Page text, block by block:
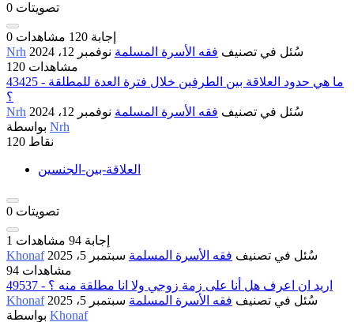
0 تصويتات
0 إجابة 120 مشاهدات
Nrh
سُئل في تصنيف فقه الأسرة المسلمة نوفمبر 12، 2024
120 مشاهدات
43425 - ما هي حدود العلاقة بين الطرفين خلال فترة العدة للمطلقة
؟
Nrh
سُئل في تصنيف فقه الأسرة المسلمة نوفمبر 12، 2024
Nrh
120 نقاط
العلاقة-بين-الجنسين
0 تصويتات
1 إجابة 94 مشاهدات
Khonaf
سُئل في تصنيف فقه الأسرة المسلمة سبتمبر 5، 2025
94 مشاهدات
49537 - اريد ان اعرف هل أنا على زمة زوجي ولا انا مطلقة منه ؟
Khonaf
سُئل في تصنيف فقه الأسرة المسلمة سبتمبر 5، 2025
Khonaf